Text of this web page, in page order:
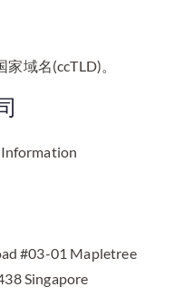
域名(ccTLD)。
#03-01 Mapletree
Singapore